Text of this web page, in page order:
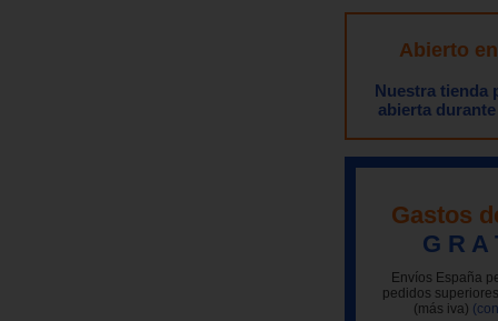
Abierto
Nuestra tienda
abierta
Gastos
G R A
Envíos España
pedidos
(más iva)